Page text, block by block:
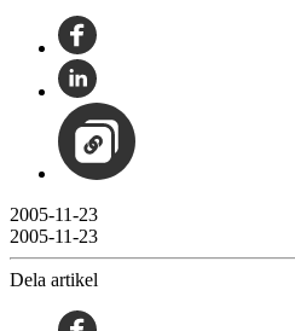
2005-11-23
2005-11-23
Dela artikel